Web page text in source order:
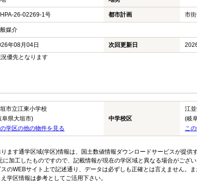
26-02269-1号 都市計画 市
媒介
年08月04日 次回更新日
優先となります
市立江東小学校
阜県大垣市)
学区の他の物件を見る
中学校区
江
(岐
こ
ます通学区域(学区)情報は、国土数値情報ダウンロードサービスが提供
加工したものですので、記載情報が現在の学区域と異なる場合がござい
のWEBサイト上で記述通り、データは必ずしも正確とは言えません。
学区情報は参考としてご活用下さい。